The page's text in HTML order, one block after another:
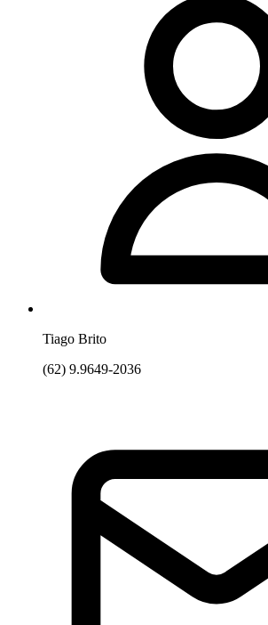
Tiago Brito
(62) 9.9649-2036